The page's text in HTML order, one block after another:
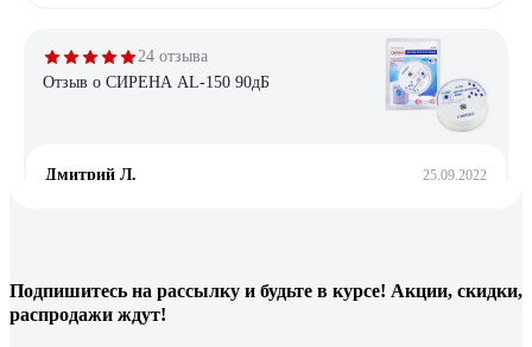
24 отзыва
Отзыв о СИРЕНА AL-150 90дБ
Дмитрий Л. 25.09.2022
25 отзывов
Отзыв о Neptun Profi Base 1/2
Подпишитесь на рассылку и будьте в курсе! Акции, скидки,
распродажи ждут!